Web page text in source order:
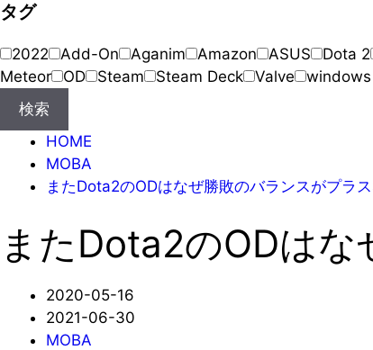
タグ
2022 Add-On Aganim Amazon ASUS Dota 2
Meteor
OD Steam Steam Deck Valve windows
検索
HOME
MOBA
またDota2のODはなぜ勝敗のバランスがプラ
またDota2のODは
2020-05-16
2021-06-30
MOBA